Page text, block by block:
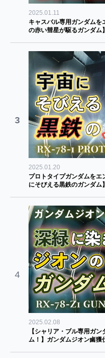
2025.01.11
キャスバル専用ガンダム
の赤い彗星が駆るガンダム】
3
2025.01.20
プロトタイプガンダムを
にそびえる黒鉄のガンダム】
4
2025.02.08
【シャリア・ブル専用ガ
ム！】ガンダムジオン鹵